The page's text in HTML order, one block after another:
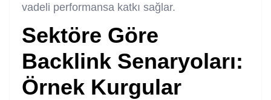
vadeli performansa katkı sağlar.
Sektöre Göre
Backlink Senaryoları:
Örnek Kurgular